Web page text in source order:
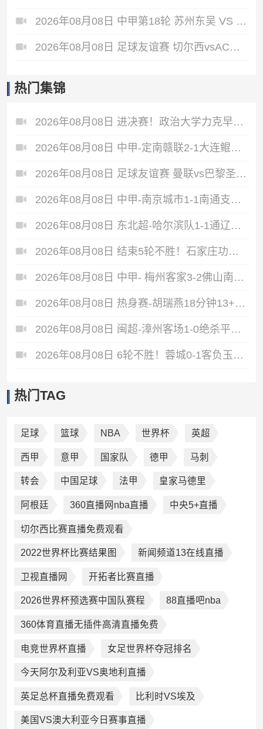
2026年08月08日 中甲第18轮 苏州东吴 VS 长春亚泰 全场录像
2026年08月08日 足球友谊赛 切尔西vsAC米兰 全场录像
热门集锦
2026年08月08日 进决赛！政治大学力克早稻田大学 谢昀达26+6 波波卡22+15+7
2026年08月08日 中甲-定南赣联2-1大连鲲城 达西埃尔两分钟两球
2026年08月08日 足球友谊赛 曼联vs巴黎圣日耳曼 进球
2026年08月08日 中甲-南京城市1-1南通支云5轮不胜 冈萨雷斯建功董洪麟破门救主
2026年08月08日 东北超-哈尔滨队1-1通辽队 李大宇破门李明悦神仙球扳平
2026年08月08日 结束5轮不胜！石家庄功夫2-1十人陕西联合 维尼修斯制胜曹康直红
2026年08月08日 中甲- 梅州客家3-2佛山南狮 维尼梅开二度
2026年08月08日 热身赛-胡瑞燕18分钟13+6 中国U18女篮38分大胜蒙古女篮
2026年08月08日 闽超-漳州客场1-0绝杀平潭终结6连败 黄鸿替补登场97分钟破门
2026年08月08日 6轮不胜！蓉城0-1客负玉昆 奥斯卡制胜玉昆暂第三 蓉城全场1射正
热门TAG
足球 篮球 NBA 世界杯 英超
西甲 意甲 国家队 德甲 马刺
转会 中国足球 法甲 皇家马德里
阿根廷 360直播网nba直播 中央5+直播
切尔西比赛直播免费观看
2022世界杯比赛结果图 新闻频道13在线直播
卫视直播网 开拓者比赛直播
2026世界杯预选赛中国队赛程 88直播吧nba
360体育直播无插件高清直播免费
‌电竞世界杯直播 女足世界杯夺冠排名
今天阿尔及利亚VS奥地利直播
英足总杯直播免费观看 比利时VS埃及
美国VS澳大利亚今日赛事直播